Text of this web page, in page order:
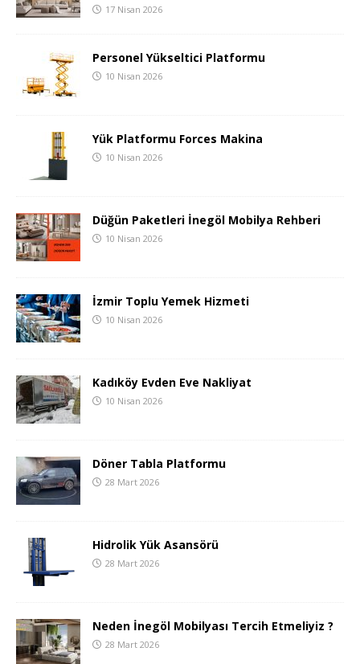
17 Nisan 2026
Personel Yükseltici Platformu
10 Nisan 2026
Yük Platformu Forces Makina
10 Nisan 2026
Düğün Paketleri İnegöl Mobilya Rehberi
10 Nisan 2026
İzmir Toplu Yemek Hizmeti
10 Nisan 2026
Kadıköy Evden Eve Nakliyat
10 Nisan 2026
Döner Tabla Platformu
28 Mart 2026
Hidrolik Yük Asansörü
28 Mart 2026
Neden İnegöl Mobilyası Tercih Etmeliyiz ?
28 Mart 2026